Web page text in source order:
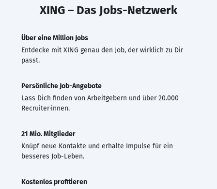
XING – Das Jobs-Netzwerk
Über eine Million Jobs
Entdecke mit XING genau den Job, der wirklich zu Dir
passt.
Persönliche Job-Angebote
Lass Dich finden von Arbeitgebern und über 20.000
Recruiter·innen.
21 Mio. Mitglieder
Knüpf neue Kontakte und erhalte Impulse für ein
besseres Job-Leben.
Kostenlos profitieren